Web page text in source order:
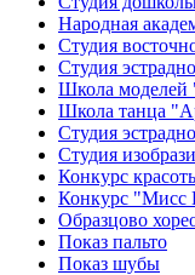
Народная
Студия
Студия
Школа моделей
Школа танца
Студия
Студия
Конкурс
Конкурс "Мисс
Образцово
Показ пальто
Показ шубы